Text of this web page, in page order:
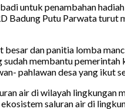
untuk penambahan
Badung Putu Parwata turut
dan panitia lomba
membantu
pahlawan desa yang ikut
air di wilayah lingkungan
saluran air di